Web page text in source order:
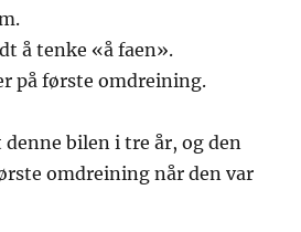
å tenke «å faen».
på første omdreining.
denne bilen i tre år, og den
omdreining når den var